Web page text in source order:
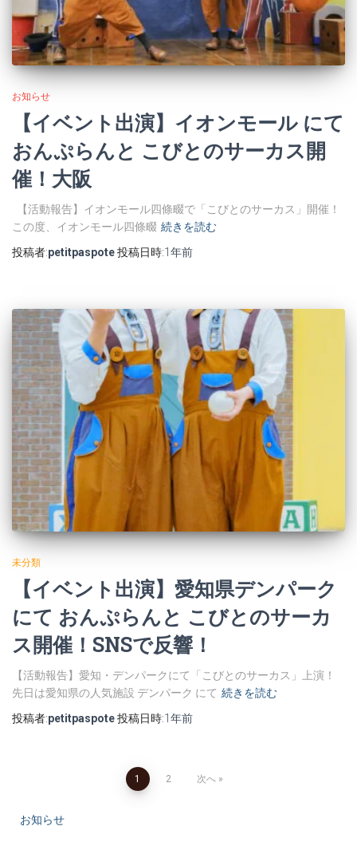
お知らせ
【イベント出演】イオンモール にて
おんぷらんと こびとのサーカス開
催！大阪
【活動報告】イオンモール四條畷で「こびとのサーカス」開催！
この度、イオンモール四條畷 続きを読む
投稿者:petitpaspote投稿日時:1年前
未分類
【イベント出演】愛知県デンパーク
にて おんぷらんと こびとのサーカ
ス開催！SNSで反響！
【活動報告】愛知・デンパークにて「こびとのサーカス」上演！
先日は愛知県の人気施設 デンパーク にて 続きを読む
投稿者:petitpaspote投稿日時:1年前
稿
1 2 次へ
お知らせ